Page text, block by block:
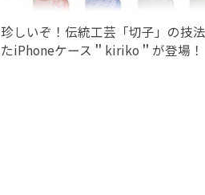
珍しいぞ！伝統工芸「切子」の技
たiPhoneケース＂kiriko＂が登場！